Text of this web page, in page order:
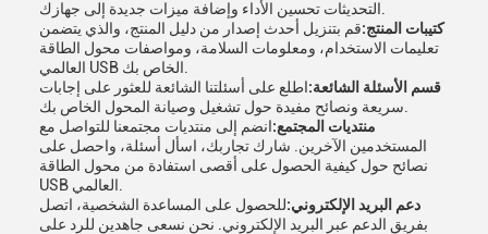
كتيبات المنتج:قم بتنزيل أحدث إصدار من دليل المنتج، والذي يتضمن
تعليمات الاستخدام، ومعلومات السلامة، ومواصفات محول الطاقة
قسم الأسئلة الشائعة:اطلع على أسئلتنا الشائعة للعثور على إجابات
منتديات المجتمع:انضم إلى منتديات مجتمعنا للتواصل مع
المستخدمين الآخرين. شارك تجاربك، اسأل أسئلة، واحصل على
نصائح حول كيفية الحصول على أقصى استفادة من محول الطاقة
دعم البريد الإلكتروني:للحصول على المساعدة الشخصية، اتصل
بفريق الدعم عبر البريد الإلكتروني. نحن نسعى جاهدين للرد على